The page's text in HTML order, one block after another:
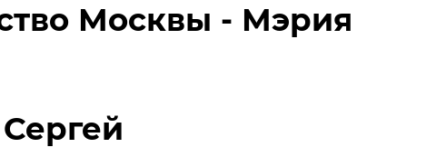
Москвы - Мэрия